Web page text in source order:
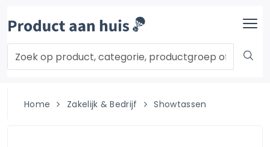
Home Zakelijk & Bedrijf Showtassen